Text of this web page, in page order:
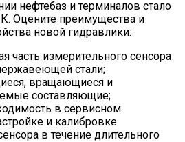
нефтебаз и терминалов стало
Оцените преимущества и
новой гидравлики:
часть измерительного сенсора
стали;
вращающиеся и
составляющие;
в сервисном
и калибровке
в течение длительного